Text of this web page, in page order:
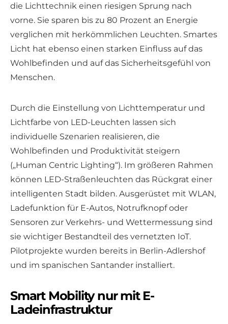
die Lichttechnik einen riesigen Sprung nach
vorne. Sie sparen bis zu 80 Prozent an Energie
verglichen mit herkömmlichen Leuchten. Smartes
Licht hat ebenso einen starken Einfluss auf das
Wohlbefinden und auf das Sicherheitsgefühl von
Menschen.
Durch die Einstellung von Lichttemperatur und
Lichtfarbe von LED-Leuchten lassen sich
individuelle Szenarien realisieren, die
Wohlbefinden und Produktivität steigern
(„Human Centric Lighting“). Im größeren Rahmen
können LED-Straßenleuchten das Rückgrat einer
intelligenten Stadt bilden. Ausgerüstet mit WLAN,
Ladefunktion für E-Autos, Notrufknopf oder
Sensoren zur Verkehrs- und Wettermessung sind
sie wichtiger Bestandteil des vernetzten IoT.
Pilotprojekte wurden bereits in Berlin-Adlershof
und im spanischen Santander installiert.
Smart Mobility nur mit E-
Ladeinfrastruktur